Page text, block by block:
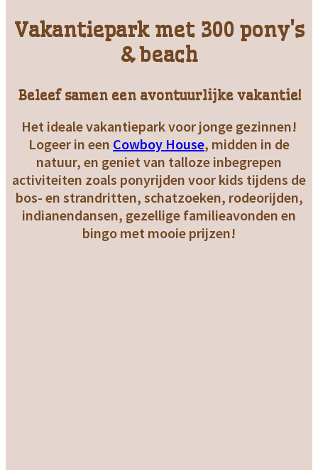
Vakantiepark met 300 pony's
& beach
Beleef samen een avontuurlijke vakantie!
Het ideale vakantiepark voor jonge gezinnen!
Logeer in een Cowboy House, midden in de
natuur, en geniet van talloze inbegrepen
activiteiten zoals ponyrijden voor kids tijdens de
bos- en strandritten, schatzoeken, rodeorijden,
indianendansen, gezellige familieavonden en
bingo met mooie prijzen!